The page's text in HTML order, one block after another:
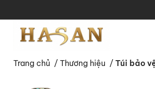
Trang chủ / Thương hiệu / Túi bảo